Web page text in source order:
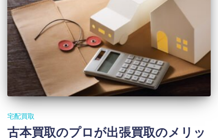
宅配買取
古本買取のプロが出張買取のメリッ